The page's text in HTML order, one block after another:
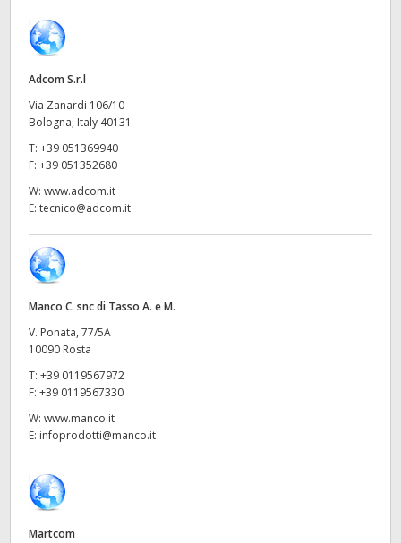
Germany
Hong Kong SAR, China
India
Italia
Mexico
Malaysia
Netherlands
New Zealand
Portugal
Adcom S.r.l
Via Zanardi 106/10
Bologna, Italy 40131
T: +39 051369940
F: +39 051352680
W: www.adcom.it
E: tecnico@adcom.it
Manco C. snc di Tasso A. e M.
V. Ponata, 77/5A
10090 Rosta
T: +39 0119567972
F: +39 0119567330
W: www.manco.it
E: infoprodotti@manco.it
Martcom